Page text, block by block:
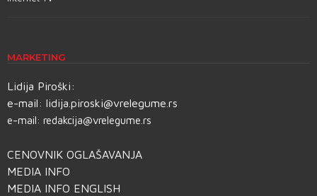
MARKETING
Lidija Piroški:
e-mail: lidija.piroski@vrelegume.rs
e-mail: redakcija@vrelegume.rs
CENOVNIK OGLAŠAVANJA
MEDIA INFO
MEDIA INFO ENGLISH